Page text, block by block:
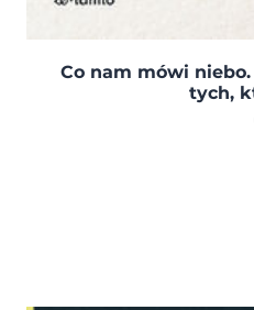
Co nam mówi
tych,